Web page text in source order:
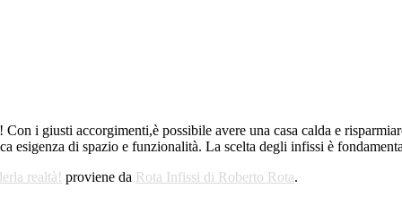
i giusti accorgimenti,è possibile avere una casa calda e
esigenza di spazio e funzionalità. La scelta degli infissi è
realtà! proviene da Rota Infissi di Roberto Rota.